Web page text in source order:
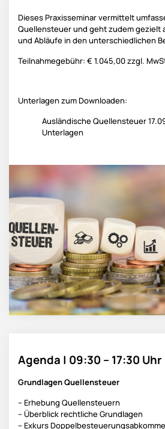
Dieses Praxisseminar vermittelt
Quellensteuer und geht zudem gezielt
und Abläufe in den unterschiedlichen
Teilnahmegebühr: € 1.045,00 zzgl.
Unterlagen zum Downloaden:
Ausländische Quellensteuer
Unterlagen
Agenda | 09:30 – 17:30 Uhr
Grundlagen Quellensteuer
– Erhebung Quellensteuern
– Überblick rechtliche Grundlagen
– Exkurs